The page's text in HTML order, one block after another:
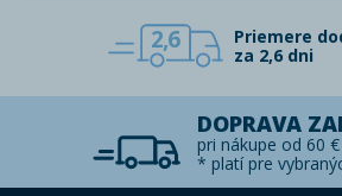
2,6
Priemere
za 2,6 dni
DOPRAVA
pri nákupe od 60 €
* platí pre